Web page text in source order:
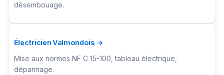
désembouage.
Électricien Valmondois →
Mise aux normes NF C 15-100, tableau électrique,
dépannage.